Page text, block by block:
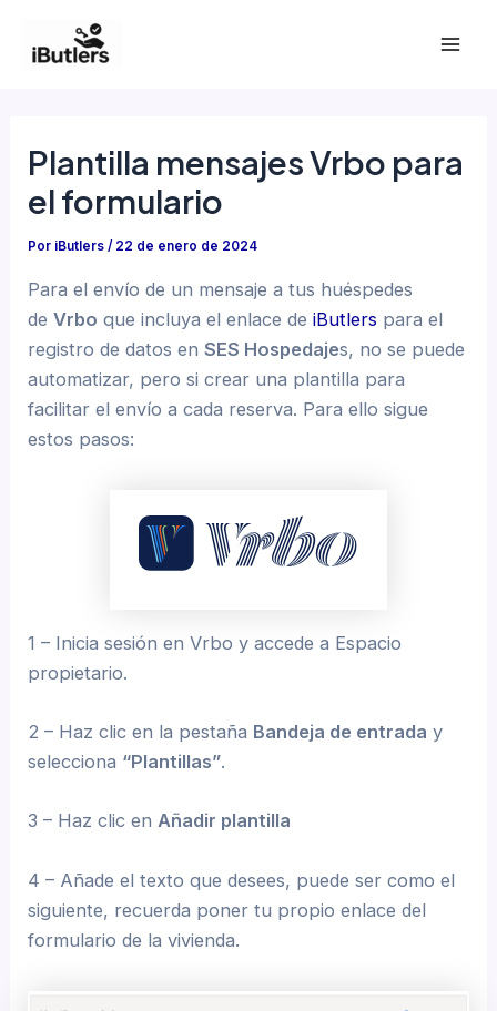
Plantilla mensajes Vrbo para
el formulario
Por iButlers/ 22 de enero de 2024
Para el envío de un mensaje a tus huéspedes
deVrbo que incluya el enlace deiButlers para el
registro de datos enSES Hospedajes, no se puede
automatizar, pero si crear una plantilla para
facilitar el envío a cada reserva. Para ello sigue
estos pasos:
1 – Inicia sesión en Vrbo y accede a Espacio
propietario.
2 – Haz clic en la pestaña Bandeja de entrada y
selecciona “Plantillas”.
3 – Haz clic enAñadir plantilla
4 – Añade el texto que desees, puede ser como el
siguiente, recuerda poner tu propio enlace del
formulario de la vivienda.